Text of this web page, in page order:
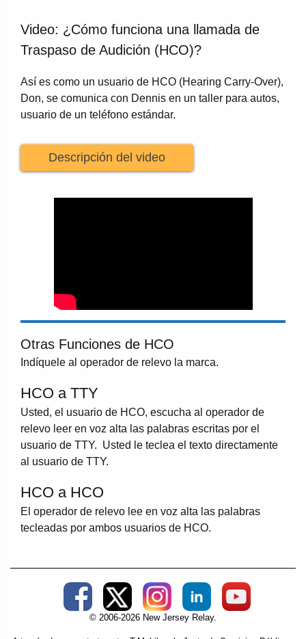
Video: ¿Cómo funciona una llamada de
Traspaso de Audición (HCO)?
Así es como un usuario de HCO (Hearing Carry-Over),
Don, se comunica con Dennis en un taller para autos,
usuario de un teléfono estándar.
Descripción del video
Otras Funciones de HCO
Indíquele al operador de relevo la marca.
HCO a TTY
Usted, el usuario de HCO, escucha al operador de
relevo leer en voz alta las palabras escritas por el
usuario de TTY. Usted le teclea el texto directamente
al usuario de TTY.
HCO a HCO
El operador de relevo lee en voz alta las palabras
tecleadas por ambos usuarios de HCO.
Social Media External Links
© 2006-2026 New Jersey Relay.